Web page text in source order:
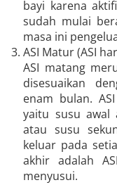
bayi karena
sudah mulai
masa ini
ASI Matur (ASI
ASI matang
disesuaikan
enam bulan.
yaitu susu awal
atau susu
keluar pada
akhir adalah
menyusui.